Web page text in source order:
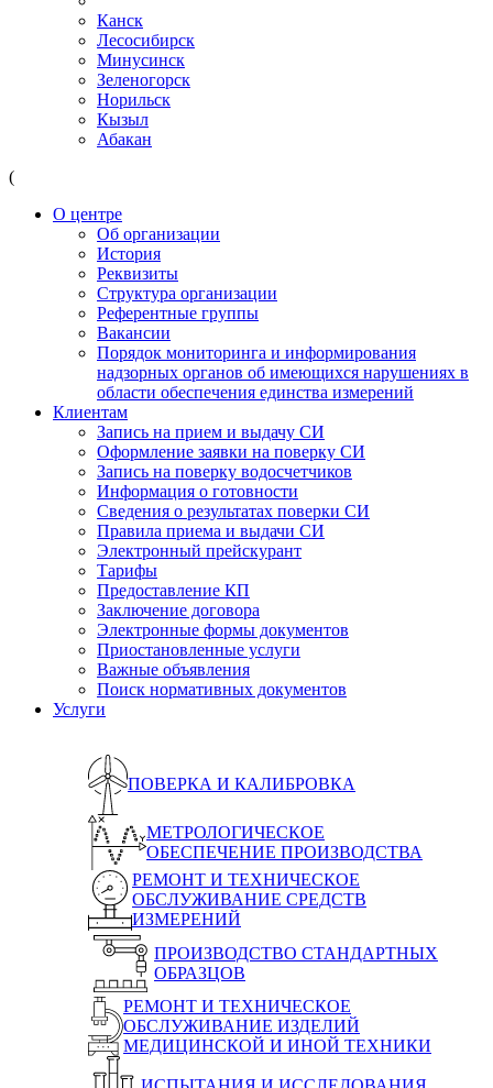
Канск
Лесосибирск
Минусинск
Зеленогорск
Норильск
Кызыл
Абакан
(
О центре
Об организации
История
Реквизиты
Структура организации
Референтные группы
Вакансии
Порядок мониторинга и информирования
надзорных органов об имеющихся нарушениях в
области обеспечения единства измерений
Клиентам
Запись на прием и выдачу СИ
Оформление заявки на поверку СИ
Запись на поверку водосчетчиков
Информация о готовности
Сведения о результатах поверки СИ
Правила приема и выдачи СИ
Электронный прейскурант
Тарифы
Предоставление КП
Заключение договора
Электронные формы документов
Приостановленные услуги
Важные объявления
Поиск нормативных документов
Услуги
ПОВЕРКА И КАЛИБРОВКА
МЕТРОЛОГИЧЕСКОЕ
ОБЕСПЕЧЕНИЕ ПРОИЗВОДСТВА
РЕМОНТ И ТЕХНИЧЕСКОЕ
ОБСЛУЖИВАНИЕ СРЕДСТВ
ИЗМЕРЕНИЙ
ПРОИЗВОДСТВО СТАНДАРТНЫХ
ОБРАЗЦОВ
РЕМОНТ И ТЕХНИЧЕСКОЕ
ОБСЛУЖИВАНИЕ ИЗДЕЛИЙ
МЕДИЦИНСКОЙ И ИНОЙ ТЕХНИКИ